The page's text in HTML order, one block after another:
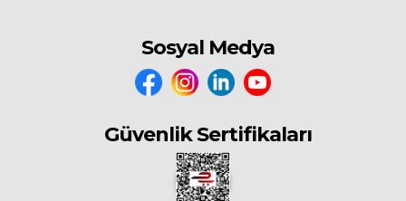
Sosyal Medya
Güvenlik Sertifikaları